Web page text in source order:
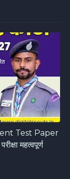
Test Paper
महत्वपूर्ण